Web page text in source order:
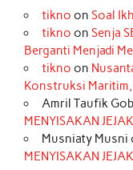
tikno on Soal
tikno on Senja
Berganti Menjadi
tikno on
Konstruksi Maritim,
Amril Taufik
MENYISAKAN
Musniaty Musni
MENYISAKAN